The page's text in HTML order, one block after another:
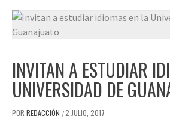
INVITAN A ESTUDIAR
UNIVERSIDAD DE
POR REDACCIÓN /2 JULIO, 2017